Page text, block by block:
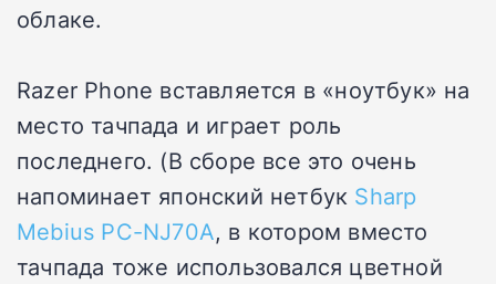
облаке.
Razer Phone вставляется в «ноутбук» на
место тачпада и играет роль
последнего. (В сборе все это очень
напоминает японский нетбук Sharp
Mebius PC-NJ70A, в котором вместо
тачпада тоже использовался цветной